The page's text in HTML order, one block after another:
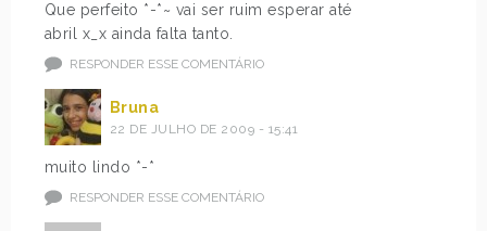
Que perfeito *-*~ vai ser ruim esperar até
abril x_x ainda falta tanto.
RESPONDER ESSE COMENTÁRIO
Bruna
22 DE JULHO DE 2009 - 15:41
muito lindo *-*
RESPONDER ESSE COMENTÁRIO